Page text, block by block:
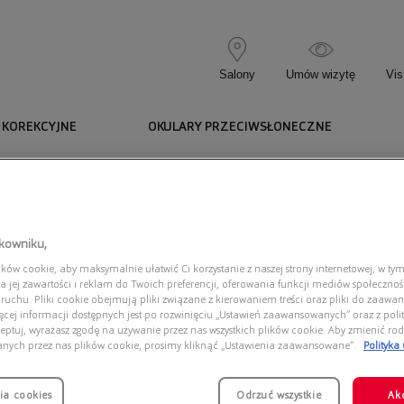
Salony Umów wizytę
OKULARY PRZECIWSŁONECZNE
cookie, aby maksymalnie ułatwić Ci korzystanie z naszej strony internetowej, w
jej zawartości i reklam do Twoich preferencji, oferowania funkcji mediów
Pliki cookie obejmują pliki związane z kierowaniem treści oraz pliki do
informacji dostępnych jest po rozwinięciu „Ustawień zaawansowanych” oraz z
wyrażasz zgodę na używanie przez nas wszystkich plików cookie. Aby zmienić
przez nas plików cookie, prosimy kliknąć „Ustawienia zaawansowane”.
Polityka
cookies Odrzuć wszystkie